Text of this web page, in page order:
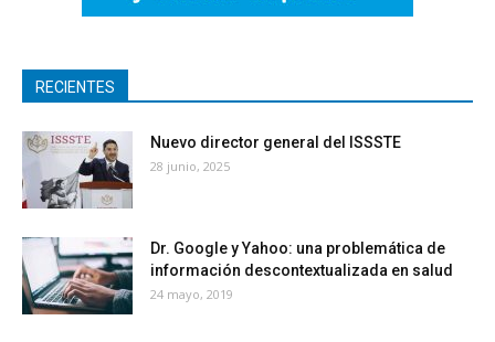
RECIENTES
Nuevo director general del ISSSTE
28 junio, 2025
Dr. Google y Yahoo: una problemática de
información descontextualizada en salud
24 mayo, 2019